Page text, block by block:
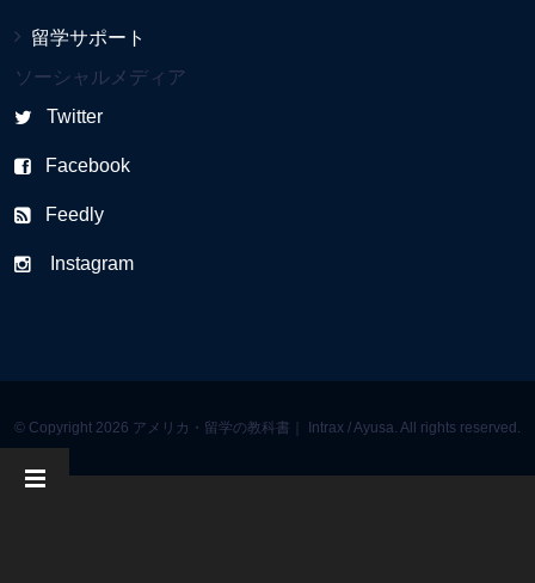
留学サポート
ソーシャルメディア
Twitter
Facebook
Feedly
Instagram
© Copyright 2026 アメリカ・留学の教科書｜ Intrax / Ayusa. All rights reserved.